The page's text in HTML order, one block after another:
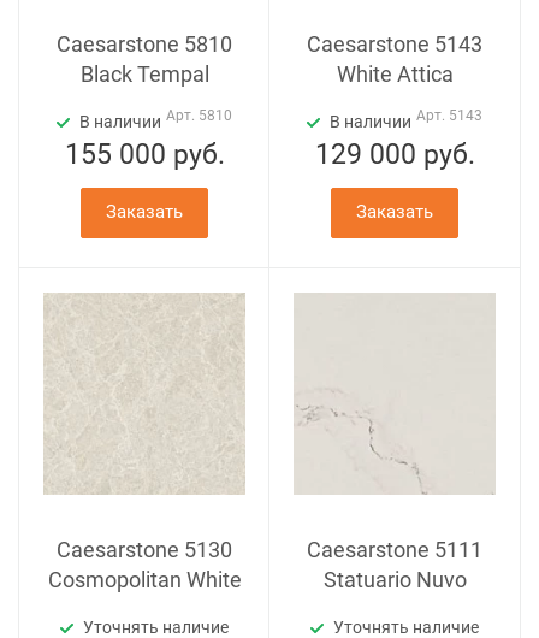
Caesarstone 5810
Black Tempal
В наличии Арт. 5810
155 000 руб.
Заказать
Caesarstone 5143
White Attica
В наличии Арт. 5143
129 000 руб.
Заказать
Caesarstone 5130
Cosmopolitan White
Уточнять наличие
Caesarstone 5111
Statuario Nuvo
Уточнять наличие